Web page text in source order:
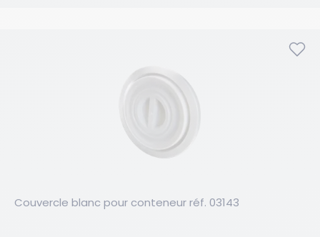
Couvercle blanc pour conteneur réf. 03143